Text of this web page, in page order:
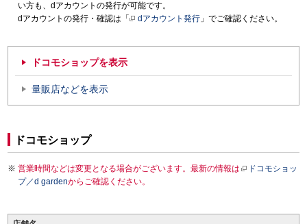
い方も、dアカウントの発行が可能です。
dアカウントの発行・確認は「
dアカウント発行 」でご確認ください。
ドコモショップを表示
量販店などを表示
ドコモショップ
営業時間などは変更となる場合がございます。最新の情報は
ドコモショッ
プ／d gardenからご確認ください。